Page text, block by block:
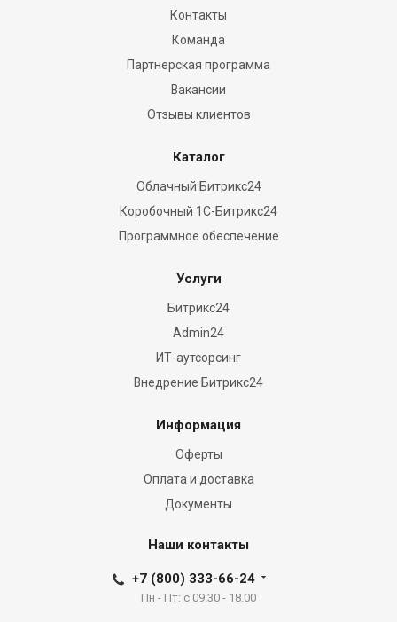
Контакты
Команда
Партнерская программа
Вакансии
Отзывы клиентов
Каталог
Облачный Битрикс24
Коробочный 1С-Битрикс24
Программное обеспечение
Услуги
Битрикс24
Admin24
ИТ-аутсорсинг
Внедрение Битрикс24
Информация
Оферты
Оплата и доставка
Документы
Наши контакты
+7 (800) 333-66-24
Пн - Пт: с 09.30 - 18.00